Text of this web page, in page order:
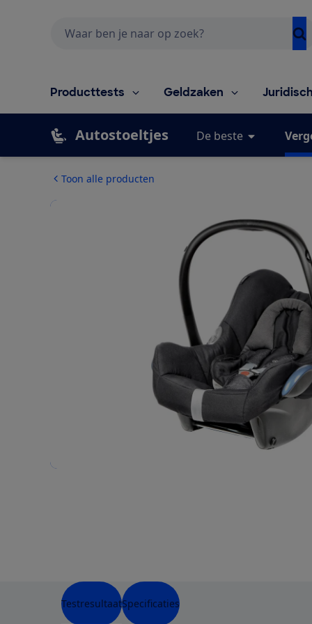
Producttests Geldzaken
Autostoeltjes De beste
Toon alle producten
TestresultaatSpecificaties